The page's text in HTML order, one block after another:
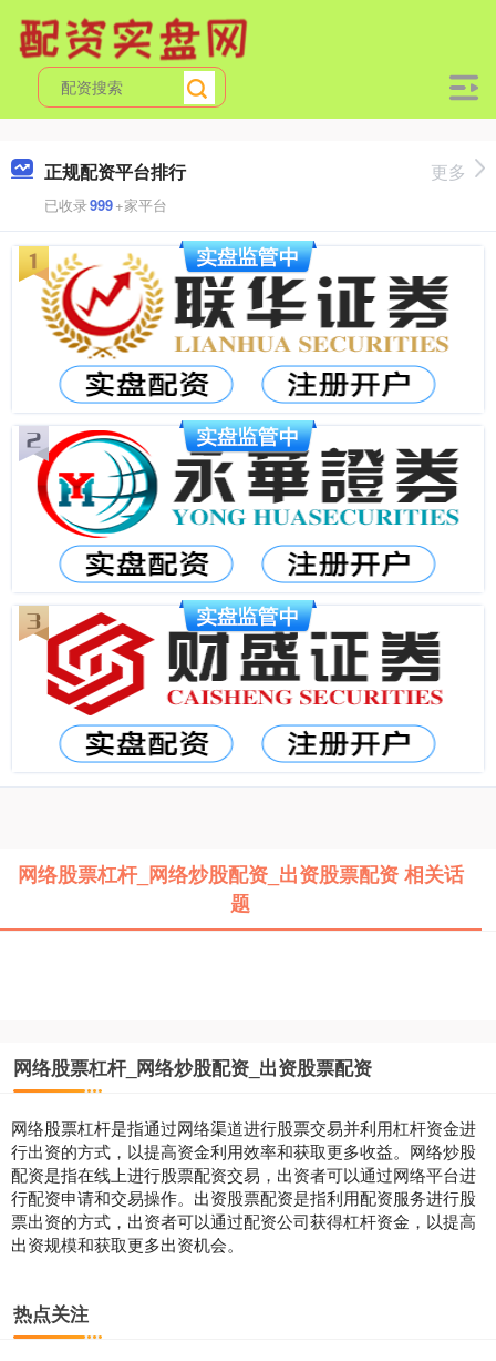
正规配资平台排行
已收录999+家平台
更多
网络股票杠杆_网络炒股配资_出资股票配资 相关话
题
网络股票杠杆_网络炒股配资_出资股票配资
网络股票杠杆是指通过网络渠道进行股票交易并利用杠杆资金进
行出资的方式，以提高资金利用效率和获取更多收益。网络炒股
配资是指在线上进行股票配资交易，出资者可以通过网络平台进
行配资申请和交易操作。出资股票配资是指利用配资服务进行股
票出资的方式，出资者可以通过配资公司获得杠杆资金，以提高
出资规模和获取更多出资机会。
热点关注